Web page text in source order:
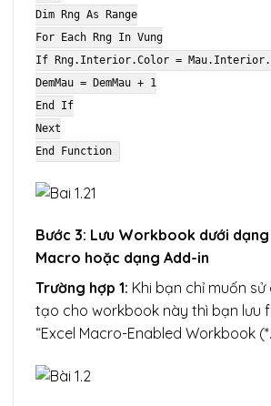
Dim Rng As Range
For Each Rng In Vung
If Rng.Interior.Color =
DemMau = DemMau + 1
End If
Next
End Function
Bước 3: Lưu Workbook dưới
Macro hoặc dạng Add-in
Trường hợp 1: Khi bạn chỉ muốn
tạo cho workbook này thì bạn lưu
“Excel Macro-Enabled Workbook